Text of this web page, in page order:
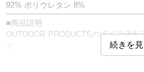
92% ポリウレタン 8%
■商品説明
OUTDOOR PRODUCTSの綿ベア天
綿のやさしい肌ざわりと伸縮性のあ
続きを見